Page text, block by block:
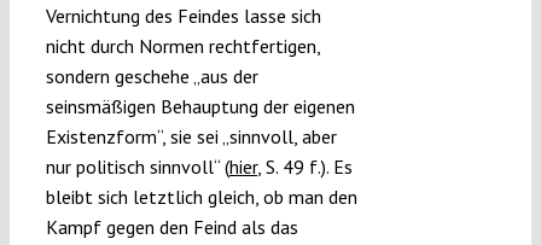
Vernichtung des Feindes lasse sich
nicht durch Normen rechtfertigen,
sondern geschehe „aus der
seinsmäßigen Behauptung der eigenen
Existenzform“, sie sei „sinnvoll, aber
nur politisch sinnvoll“ (hier, S. 49 f.). Es
bleibt sich letztlich gleich, ob man den
Kampf gegen den Feind als das